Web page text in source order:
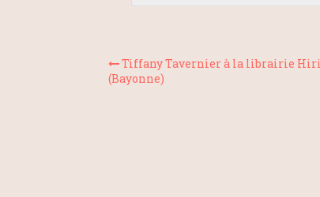
Tiffany Tavernier à la librairie
(Bayonne)